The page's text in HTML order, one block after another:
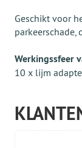
Geschikt voor
parkeerschade,
Werkingssfeer
10 x lijm